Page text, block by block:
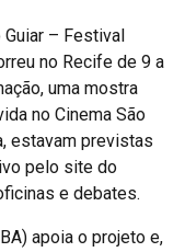
– Festival
no Recife de 9 a
uma mostra
no Cinema São
estavam previstas
pelo site do
e debates.
apoia o projeto e,